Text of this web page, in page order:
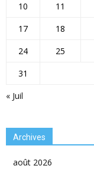
« Juil
10
11
17
18
24
25
31
Archives
août 2026